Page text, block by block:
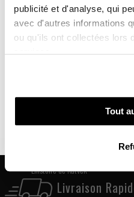
publicité et d'analyse, qui
avec d'autres informations
ou qu'ils ont collectées lors
services.
Tout
UNE QUESTION ?
Une équipe vous
Qui Sommes Nous ?
L'histoire de Kutvek
Livraison
Sur l'ensemble
Vous
POUR UN PROCHE